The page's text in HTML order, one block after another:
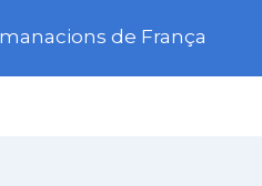
de França